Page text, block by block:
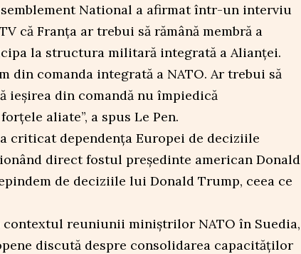
National a afirmat într-un interviu
că Franța ar trebui să rămână membră a
la structura militară integrată a Alianței.
din comanda integrată a NATO. Ar trebui să
ieșirea din comandă nu împiedică
aliate”, a spus Le Pen.
a criticat dependența Europei de deciziile
direct fostul președinte american Donald
de deciziile lui Donald Trump, ceea ce
reuniunii miniștrilor NATO în Suedia,
discută despre consolidarea capacităților